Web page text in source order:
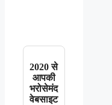
2020 से
आपकी
भरोसेमंद
वेबसाइट